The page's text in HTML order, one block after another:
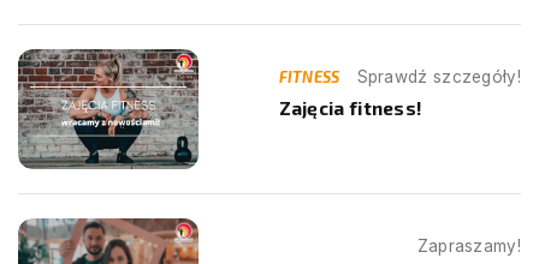
FITNESS Sprawdź szczegóły!
Zajęcia fitness!
Zapraszamy!